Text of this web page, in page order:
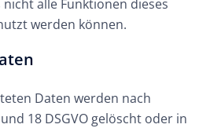
alle Funktionen dieses
werden können.
Daten werden nach
18 DSGVO gelöscht oder in